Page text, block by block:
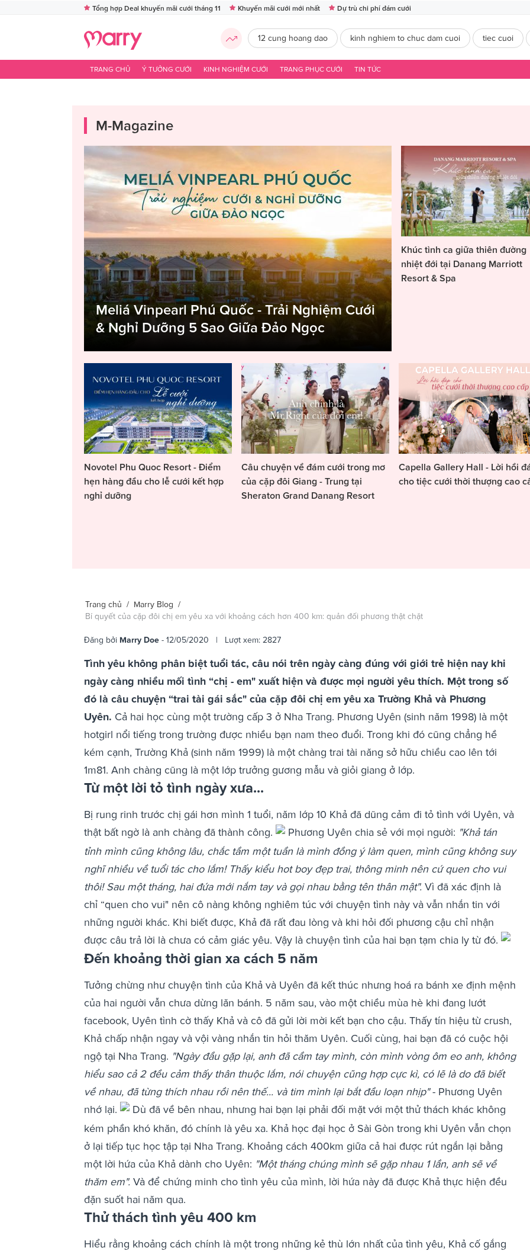
Tổng hợp Deal khuyến mãi cưới tháng 11 Khuyến mãi cưới mới nhất Dự trù chi phí đám cưới
12 cung hoang dao kinh nghiem to chuc dam cuoi tiec cuoi
TRANG CHỦ Ý TƯỞNG CƯỚI KINH NGHIỆM CƯỚI TRANG PHỤC CƯỚI TIN TỨC
M-Magazine
Meliá Vinpearl Phú Quốc - Trải Nghiệm Cưới
& Nghỉ Dưỡng 5 Sao Giữa Đảo Ngọc
Khúc tình ca giữa thiên đường
nhiệt đới tại Danang Marriott
Resort & Spa
Novotel Phu Quoc Resort - Điểm
hẹn hàng đầu cho lễ cưới kết hợp
nghỉ dưỡng
Câu chuyện về đám cưới trong mơ
của cặp đôi Giang - Trung tại
Sheraton Grand Danang Resort
Capella Gallery Hall - Lời hồi
cho tiệc cưới thời thượng cao
Trang chủ / Marry Blog /
Bí quyết của cặp đôi chị em yêu xa với khoảng cách hơn 400 km: quản đối phương thật chặt
Đăng bởi Marry Doe - 12/05/2020 | Lượt xem: 2827
Tình yêu không phân biệt tuổi tác, câu nói trên ngày càng đúng với giới trẻ hiện nay khi
ngày càng nhiều mối tình “chị - em" xuất hiện và được mọi người yêu thích. Một trong số
đó là câu chuyện “trai tài gái sắc" của cặp đôi chị em yêu xa Trường Khả và Phương
Uyên. Cả hai học cùng một trường cấp 3 ở Nha Trang. Phương Uyên (sinh năm 1998) là một
hotgirl nổi tiếng trong trường được nhiều bạn nam theo đuổi. Trong khi đó cũng chẳng hề
kém cạnh, Trường Khả (sinh năm 1999) là một chàng trai tài năng sở hữu chiều cao lên tới
1m81. Anh chàng cũng là một lớp trưởng gương mẫu và giỏi giang ở lớp.
Từ một lời tỏ tình ngày xưa...
Bị rung rinh trước chị gái hơn mình 1 tuổi, năm lớp 10 Khả đã dũng cảm đi tỏ tình với Uyên, và
thật bất ngờ là anh chàng đã thành công.
Phương Uyên chia sẻ với mọi người: "Khả tán
tỉnh mình cũng không lâu, chắc tầm một tuần là mình đồng ý làm quen, mình cũng không suy
nghĩ nhiều về tuổi tác cho lắm! Thấy kiểu hot boy đẹp trai, thông minh nên cứ quen cho vui
thôi! Sau một tháng, hai đứa mới nắm tay và gọi nhau bằng tên thân mật". Vì đã xác định là
chỉ “quen cho vui" nên cô nàng không nghiêm túc với chuyện tình này và vẫn nhắn tin với
những người khác. Khi biết được, Khả đã rất đau lòng và khi hỏi đối phương cậu chỉ nhận
được câu trả lời là chưa có cảm giác yêu. Vậy là chuyện tình của hai bạn tạm chia ly từ đó.
Đến khoảng thời gian xa cách 5 năm
Tưởng chừng như chuyện tình của Khả và Uyên đã kết thúc nhưng hoá ra bánh xe định mệnh
của hai người vẫn chưa dừng lăn bánh. 5 năm sau, vào một chiều mùa hè khi đang lướt
facebook, Uyên tình cờ thấy Khả và cô đã gửi lời mời kết bạn cho cậu. Thấy tín hiệu từ crush,
Khả chấp nhận ngay và vội vàng nhắn tin hỏi thăm Uyên. Cuối cùng, hai bạn đã có cuộc hội
ngộ tại Nha Trang. "Ngày đầu gặp lại, anh đã cầm tay mình, còn mình vòng ôm eo anh, không
hiểu sao cả 2 đều cảm thấy thân thuộc lắm, nói chuyện cũng hợp cực kì, có lẽ là do đã biết
về nhau, đã từng thích nhau rồi nên thế... và tim mình lại bắt đầu loạn nhịp"- Phương Uyên
nhớ lại.
Dù đã về bên nhau, nhưng hai bạn lại phải đối mặt với một thử thách khác không
kém phần khó khăn, đó chính là yêu xa. Khả học đại học ở Sài Gòn trong khi Uyên vẫn chọn
ở lại tiếp tục học tập tại Nha Trang. Khoảng cách 400km giữa cả hai được rút ngắn lại bằng
một lời hứa của Khả dành cho Uyên: "Một tháng chúng mình sẽ gặp nhau 1 lần, anh sẽ về
thăm em". Và để chứng minh cho tình yêu của mình, lời hứa này đã được Khả thực hiện đều
đặn suốt hai năm qua.
Thử thách tình yêu 400 km
Hiểu rằng khoảng cách chính là một trong những kẻ thù lớn nhất của tình yêu, Khả cố gắng